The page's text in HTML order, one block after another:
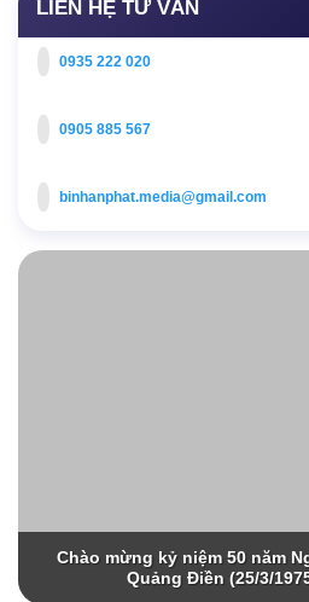
LIÊN HỆ TƯ VẤN
0935 222 020
0905 885 567
binhanphat.media@gmail.com
Chào mừng kỷ niệm 50 năm
Quảng Điền (25/3/